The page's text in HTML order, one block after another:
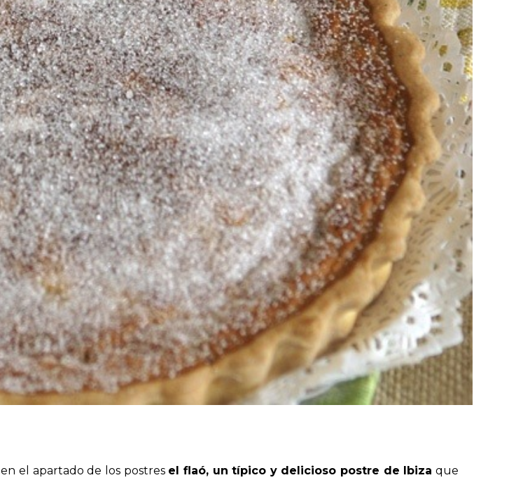
el apartado de los postres el flaó, un típico y delicioso postre de Ibiza que